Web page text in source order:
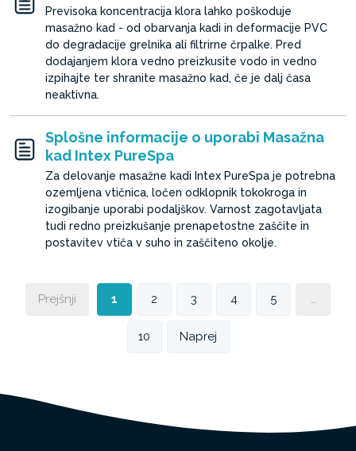
Previsoka koncentracija klora lahko poškoduje
masažno kad - od obarvanja kadi in deformacije PVC
do degradacije grelnika ali filtrirne črpalke. Pred
dodajanjem klora vedno preizkusite vodo in vedno
izpihajte ter shranite masažno kad, če je dalj časa
neaktivna.
Splošne informacije o uporabi Masažna
kad Intex PureSpa
Za delovanje masažne kadi Intex PureSpa je potrebna
ozemljena vtičnica, ločen odklopnik tokokroga in
izogibanje uporabi podaljškov. Varnost zagotavljata
tudi redno preizkušanje prenapetostne zaščite in
postavitev vtiča v suho in zaščiteno okolje.
Prejšnji 1 2 3 4 5 …
10 Naprej